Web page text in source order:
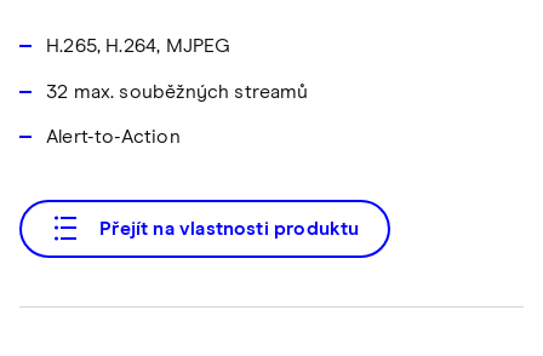
H.265, H.264, MJPEG
32 max. souběžných streamů
Alert-to-Action
Přejít na vlastnosti produktu